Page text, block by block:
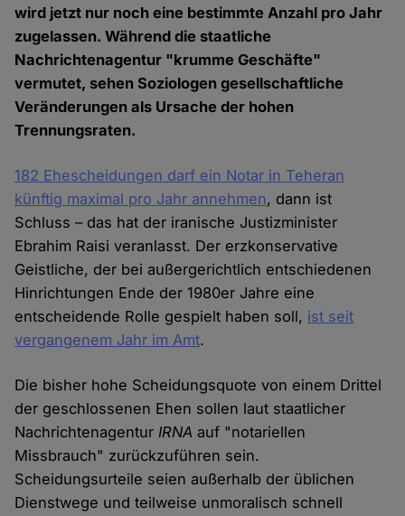
wird jetzt nur noch eine bestimmte Anzahl pro Jahr
zugelassen. Während die staatliche
Nachrichtenagentur "krumme Geschäfte"
vermutet, sehen Soziologen gesellschaftliche
Veränderungen als Ursache der hohen
Trennungsraten.
182 Ehescheidungen darf ein Notar in Teheran
künftig maximal pro Jahr annehmen, dann ist
Schluss – das hat der iranische Justizminister
Ebrahim Raisi veranlasst. Der erzkonservative
Geistliche, der bei außergerichtlich entschiedenen
Hinrichtungen Ende der 1980er Jahre eine
entscheidende Rolle gespielt haben soll, ist seit
vergangenem Jahr im Amt.
Die bisher hohe Scheidungsquote von einem Drittel
der geschlossenen Ehen sollen laut staatlicher
NachrichtenagenturIRNA auf "notariellen
Missbrauch" zurückzuführen sein.
Scheidungsurteile seien außerhalb der üblichen
Dienstwege und teilweise unmoralisch schnell